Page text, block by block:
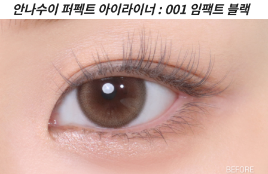
안나수이 퍼펙트 아이라이너 : 001 임팩트 블랙